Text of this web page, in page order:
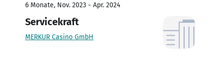
6 Monate, Nov. 2023 - Apr. 2024
Servicekraft
MERKUR Casino GmbH